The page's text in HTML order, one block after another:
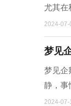
尤其在
2024-07-
梦见
梦见企
静，事
2024-07-